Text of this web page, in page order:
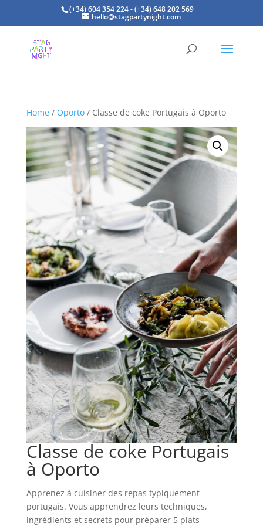
(+34) 604 354 224 - (+34) 648 202 569
hello@stagpartynight.com
Home/ Oporto/ Classe de coke Portugais à Oporto
Classe de coke Portugais
à Oporto
Apprenez à cuisiner des repas typiquement
portugais. Vous apprendrez leurs techniques,
ingrédients et secrets pour préparer 5 plats